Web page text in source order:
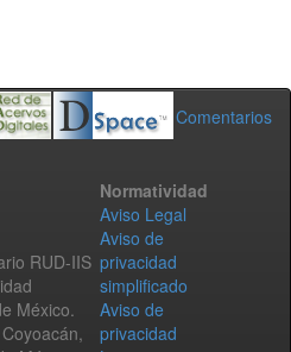
Comentarios
RUD-IIS
México.
Normatividad
Aviso Legal
Aviso de
privacidad
simplificado
Aviso de
privacidad